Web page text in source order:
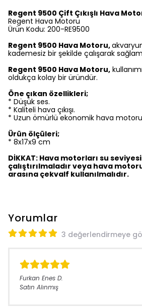
Regent 9500 Çift Çıkışlı Hava
Regent Hava Motoru
Ürün Kodu: 200-RE9500
Regent 9500 Hava Motoru,
kademesiz bir şekilde çalışarak
Regent 9500 Hava Motoru,
oldukça kolay bir üründür.
Öne çıkan özellikleri;
* Düşük ses.
* Kaliteli hava çıkışı.
* Uzun ömürlü ekonomik hava
Ürün ölçüleri;
* 8x17x9 cm
DİKKAT: Hava motorları su
çalıştırılmaladır veya hava
arasına çekvalf kullanılmalıdır.
Yorumlar
3 değerlendirmeye
Furkan Enes D.
Satın Alınmış